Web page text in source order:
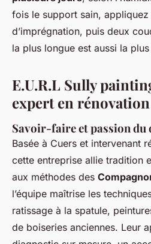
fois le support sain,
d’imprégnation, puis deux
la plus longue est aussi la
E.U.R.L Sully
expert en
Savoir-faire et passion du
Basée à Cuers et intervenant
cette entreprise allie tradition
aux méthodes des
l’équipe maîtrise les
ratissage à la spatule,
de boiseries anciennes. Leur